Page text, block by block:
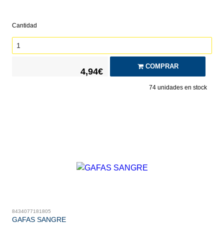
Cantidad
4,94€
COMPRAR
74unidades en stock
8434077181805
GAFAS SANGRE